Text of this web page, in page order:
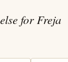
for Freja